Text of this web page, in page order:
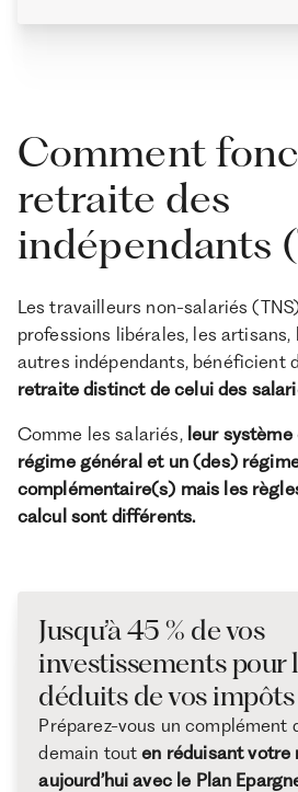
Comment
retraite des
indépendants
Les travailleurs non-salariés
professions libérales, les
autres indépendants, bénéficient
retraite distinct de celui des
Comme les salariés, leur
régime général et un (des)
complémentaire(s) mais les
calcul sont différents.
Jusqu’à 45 % de vos
investissements pour
déduits de vos impôts
Préparez-vous un complément
demain touten réduisant votre
aujourd’hui avec le Plan